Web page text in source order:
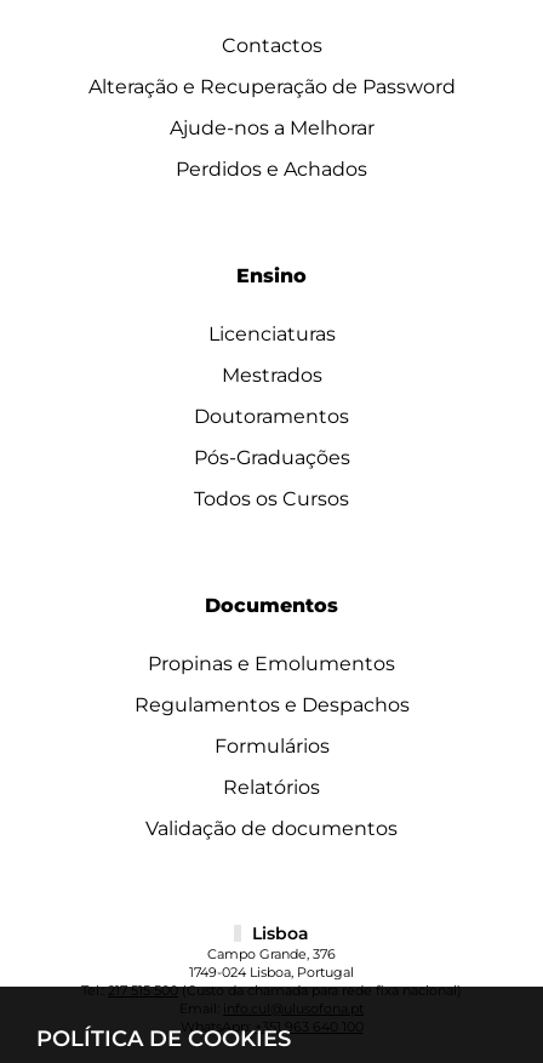
POLÍTICA DE COOKIES
Contactos
Alteração e Recuperação de Password
Ajude-nos a Melhorar
Perdidos e Achados
Ensino
Licenciaturas
Mestrados
Doutoramentos
Pós-Graduações
Todos os Cursos
Documentos
Propinas e Emolumentos
Regulamentos e Despachos
Formulários
Relatórios
Validação de documentos
Lisboa
Campo Grande, 376
1749-024 Lisboa, Portugal
Tel.:217 515 500(Custo da chamada para rede fixa nacional)
info.cul@ulusofona.pt
WhatsApp:+351 963 640 100